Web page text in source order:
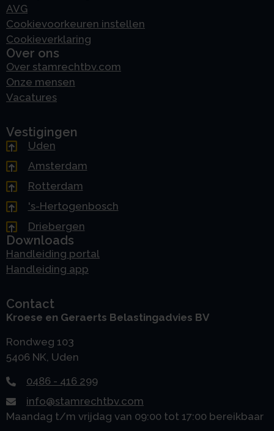
AVG
Cookievoorkeuren instellen
Cookieverklaring
Over ons
Over stamrechtbv.com
Onze mensen
Vacatures
Vestigingen
Uden
Amsterdam
Rotterdam
's-Hertogenbosch
Driebergen
Downloads
Handleiding portal
Handleiding app
Contact
Kroese en Geraerts Belastingadvies BV
Rondweg 103
5406 NK, Uden
0486 - 416 299
info@stamrechtbv.com
Maandag t/m vrijdag van 09:00 tot 17:00 bereikbaar